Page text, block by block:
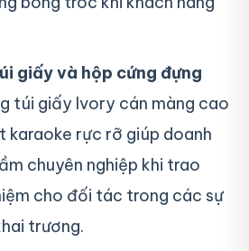
giấy và hộp cứng đựng
túi giấy Ivory cán màng cao
karaoke rực rỡ giúp doanh
chuyên nghiệp khi trao
cho đối tác trong các sự
trương.